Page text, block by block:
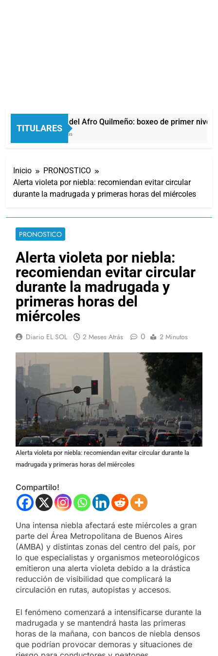
TITULARES
La noche del Afro Quilmeño: boxeo de primer nivel
11 Horas Atrás
Inicio
PRONOSTICO
Alerta violeta por niebla: recomiendan evitar circular
durante la madrugada y primeras horas del miércoles
PRONOSTICO
Alerta violeta por niebla:
recomiendan evitar circular
durante la madrugada y
primeras horas del
miércoles
Diario EL SOL 2 Meses Atrás 0 2 Minutos
Alerta violeta por niebla: recomiendan evitar circular durante la
madrugada y primeras horas del miércoles
Compartilo!
Una intensa niebla afectará este miércoles a gran
parte del Área Metropolitana de Buenos Aires
(AMBA) y distintas zonas del centro del país, por
lo que especialistas y organismos meteorológicos
emitieron una alerta violeta debido a la drástica
reducción de visibilidad que complicará la
circulación en rutas, autopistas y accesos.
El fenómeno comenzará a intensificarse durante la
madrugada y se mantendrá hasta las primeras
horas de la mañana, con bancos de niebla densos
que podrían provocar demoras y situaciones de